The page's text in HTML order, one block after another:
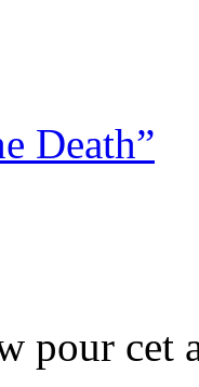
Death”
pour cet